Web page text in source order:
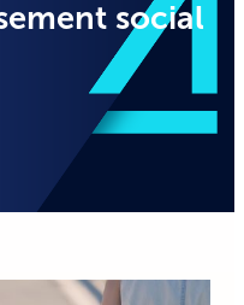
social